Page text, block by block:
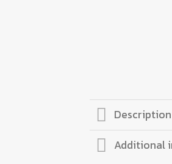
Description
Additional